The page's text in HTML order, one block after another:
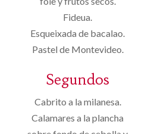
Fideua.
Esqueixada de bacalao.
Pastel de Montevideo.
Segundos
Cabrito a la milanesa.
Calamares a la plancha